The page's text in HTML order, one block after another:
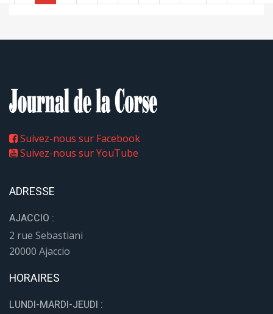
Suivez-nous sur Facebook
Suivez-nous sur YouTube
ADRESSE
AJACCIO :
2 rue Sebastiani
20000 Ajaccio
HORAIRES
LUNDI-MARDI-JEUDI :